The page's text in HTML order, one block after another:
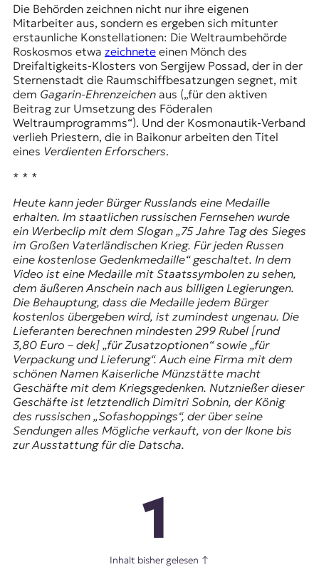
Die Behörden zeichnen nicht nur ihre eigenen
Mitarbeiter aus, sondern es ergeben sich mitunter
erstaunliche Konstellationen: Die Weltraumbehörde
Roskosmos etwa zeichneteeinen Mönch des
Dreifaltigkeits-Klosters von Sergijew Possad, der in der
Sternenstadt die Raumschiffbesatzungen segnet, mit
dem Gagarin-Ehrenzeichenaus („für den aktiven
Beitrag zur Umsetzung des Föderalen
Weltraumprogramms“). Und der Kosmonautik-Verband
verlieh Priestern, die in Baikonur arbeiten den Titel
eines Verdienten Erforschers.
* * *
Heute kann jeder Bürger Russlands eine Medaille
erhalten. Im staatlichen russischen Fernsehen wurde
ein Werbeclip mit dem Slogan „75 Jahre Tag des Sieges
im Großen Vaterländischen Krieg. Für jeden Russen
eine kostenlose Gedenkmedaille“ geschaltet. In dem
Video ist eine Medaille mit Staatssymbolen zu sehen,
dem äußeren Anschein nach aus billigen Legierungen.
Die Behauptung, dass die Medaille jedem Bürger
kostenlos übergeben wird, ist zumindest ungenau. Die
Lieferanten berechnen mindesten 299 Rubel [rund
3,80 Euro – dek] „für Zusatzoptionen“ sowie „für
Verpackung und Lieferung“. Auch eine Firma mit dem
schönen Namen Kaiserliche Münzstätte macht
Geschäfte mit dem Kriegsgedenken. Nutznießer dieser
Geschäfte ist letztendlich Dimitri Sobnin, der König
des russischen „Sofashoppings“, der über seine
Sendungen alles Mögliche verkauft, von der Ikone bis
zur Ausstattung für die Datscha.
1
Inhalt bisher gelesen ↑